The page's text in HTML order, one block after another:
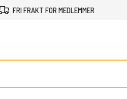
FRI FRAKT FOR MEDLEMMER